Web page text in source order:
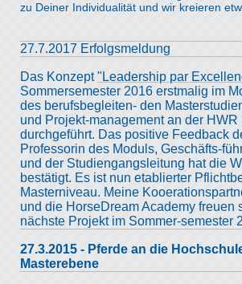
zu Deiner Individualität und wir kreieren
27.7.2017 Erfolgsmeldung
Das Konzept "Leadership par
Sommersemester 2016 erstmalig im
des berufsbegleiten- den
und Projekt-management an der HWR
durchgeführt. Das positive Feedback
Professorin des Moduls, Geschäfts-
und der Studiengangsleitung hat die
bestätigt. Es ist nun etablierter
Masterniveau. Meine
und die HorseDream Academy freuen
nächste Projekt im Sommer-semester
27.3.2015 - Pferde an die
Masterebene